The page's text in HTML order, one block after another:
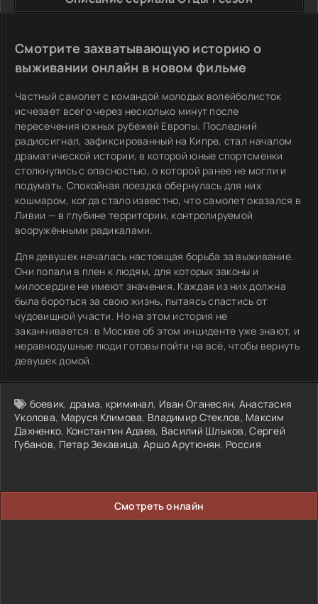
Смотрите захватывающую историю о
выживании онлайн в новом фильме
Частный самолет с командой молодых волейболисток
исчезает всего через несколько минут после
пересечения южных рубежей Европы. Последний
радиосигнал, зафиксированный на Кипре, стал началом
драматической истории, в которой юные спортсменки
столкнулись с опасностью, о которой ранее не могли и
подумать. Спокойная поездка обернулась для них
кошмаром, когда стало известно, что самолет оказался в
Ливии — в глубине территории, контролируемой
вооружёнными радикалами.
Для девушек началась настоящая борьба за выживание.
Они попали в плен к людям, для которых законы и
милосердие не имеют значения. Каждая из них должна
была бороться за свою жизнь, пытаясь спастись от
чудовищной участи. Но на этом история не
заканчивается: в Москве об этом инциденте уже знают, и
неравнодушные люди готовы пойти на всё, чтобы вернуть
девушек домой.
боевик, драма, криминал, Иван Оганесян, Анастасия
Уколова, Маруся Климова, Владимир Стеклов, Максим
Дахненко, Константин Адаев, Василий Шлыков,Сергей
Губанов, Петар Зекавица,Аршо Арутюнян, Россия
Смотреть онлайн